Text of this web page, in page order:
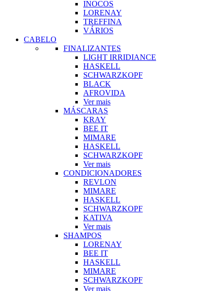
INOCOS
LORENAY
TREFFINA
VÁRIOS
CABELO
FINALIZANTES
LIGHT IRRIDIANCE
HASKELL
SCHWARZKOPF
BLACK
AFROVIDA
Ver mais
MÁSCARAS
KRAY
BEE IT
MIMARE
HASKELL
SCHWARZKOPF
Ver mais
CONDICIONADORES
REVLON
MIMARE
HASKELL
SCHWARZKOPF
KATIVA
Ver mais
SHAMPOS
LORENAY
BEE IT
HASKELL
MIMARE
SCHWARZKOPF
Ver mais